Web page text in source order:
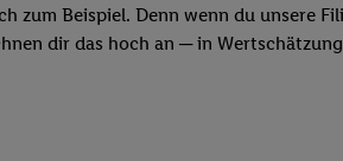
zum Beispiel. Denn wenn du unsere
dir das hoch an ─ in